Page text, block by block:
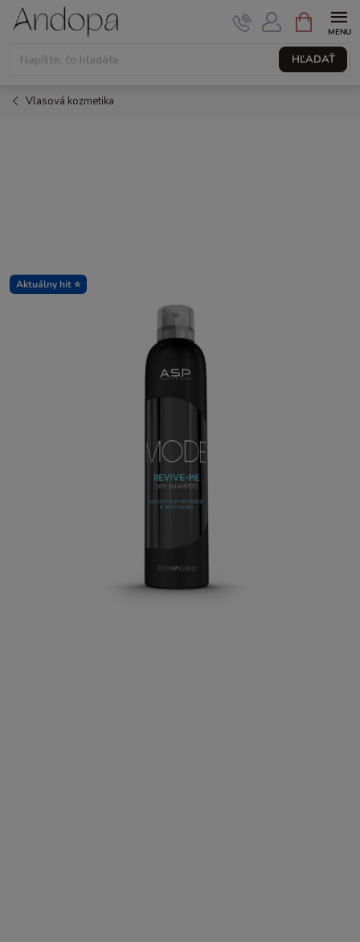
Prejsť
HĽADAŤ
NÁKUPNÝ
KOŠÍK
Vlasová kozmetika
Aktuálny hit ⭐